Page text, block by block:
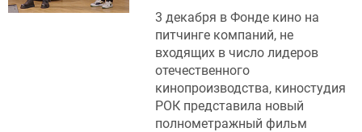
3 декабря в Фонде кино на
питчинге компаний, не
входящих в число лидеров
отечественного
кинопроизводства, киностудия
РОК представила новый
полнометражный фильм